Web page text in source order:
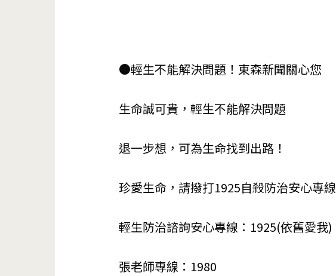
●輕生不能解決問題！東森新聞關心您
生命誠可貴，輕生不能解決問題
退一步想，可為生命找到出路！
珍愛生命，請撥打1925自殺防治安心專線
輕生防治諮詢安心專線：1925(依舊愛我)
張老師專線：1980